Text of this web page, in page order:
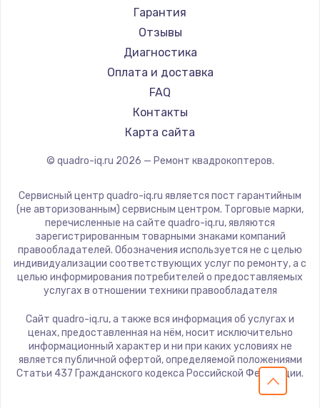
Заказать
Замена температурного датчика
Заказать
1300 руб.
Заказать
Техобслуживание
900 руб.
Заказать
1300 руб.
Заказать
Прошивка
Гарантия
Отзывы
Диагностика
Оплата и доставка
FAQ
Контакты
Карта сайта
© quadro-iq.ru 2026 — Ремонт квадрокоптеров.
Сервисный центр quadro-iq.ru является пост гарантийным
(не авторизованным) сервисным центром. Торговые марки,
перечисленные на сайте quadro-iq.ru, являются
зарегистрированным товарными знаками компаний
правообладателей. Обозначения используется не с целью
индивидуализации соответствующих услуг по ремонту, а с
целью информирования потребителей о предоставляемых
услугах в отношении техники правообладателя
Сайт quadro-iq.ru, а также вся информация об услугах и
ценах, предоставленная на нём, носит исключительно
информационный характер и ни при каких условиях не
является публичной офертой, определяемой положениями
Статьи 437 Гражданского кодекса Российской Федерации.